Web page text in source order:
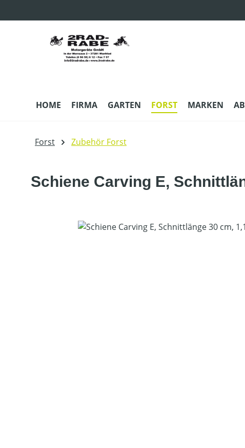
HOME FIRMA GARTEN FORST MARKEN
Forst Zubehör Forst
Schiene Carving E,
Bildergalerie überspringen